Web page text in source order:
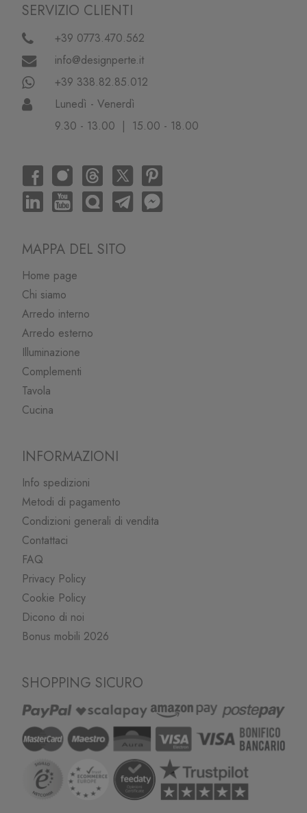
SERVIZIO CLIENTI
+39 0773.470.562
info@designperte.it
+39 338.82.85.012
Lunedì - Venerdì
9.30 - 13.00 | 15.00 - 18.00
MAPPA DEL SITO
Home page
Chi siamo
Arredo interno
Arredo esterno
Illuminazione
Complementi
Tavola
Cucina
INFORMAZIONI
Info spedizioni
Metodi di pagamento
Condizioni generali di vendita
Contattaci
FAQ
Privacy Policy
Cookie Policy
Dicono di noi
Bonus mobili 2026
SHOPPING SICURO